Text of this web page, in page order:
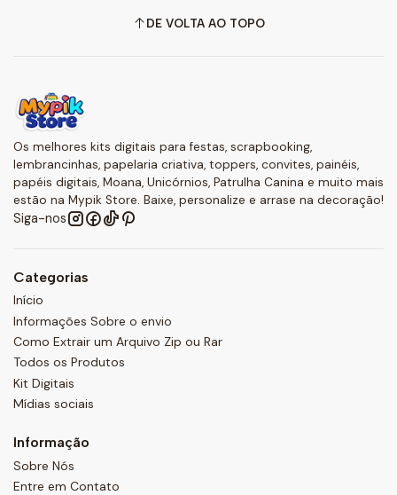
DE VOLTA AO TOPO
Os melhores kits digitais para festas, scrapbooking,
lembrancinhas, papelaria criativa, toppers, convites, painéis,
papéis digitais, Moana, Unicórnios, Patrulha Canina e muito mais
estão na Mypik Store. Baixe, personalize e arrase na decoração!
Siga-nos
Categorias
Início
Informações Sobre o envio
Como Extrair um Arquivo Zip ou Rar
Todos os Produtos
Kit Digitais
Mídias sociais
Informação
Sobre Nós
Entre em Contato